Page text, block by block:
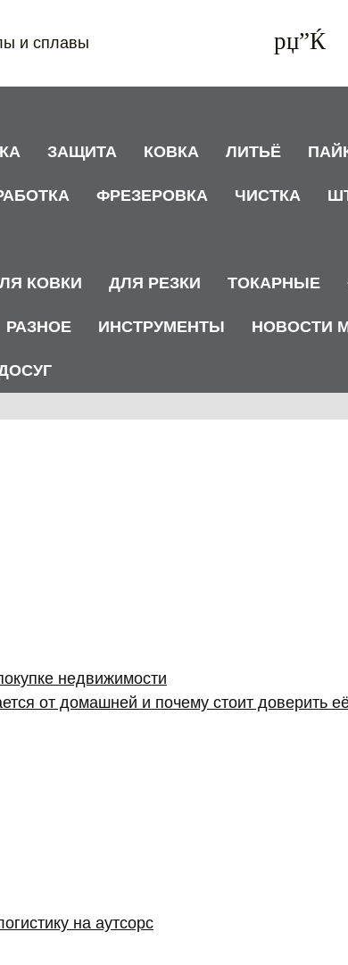
и сплавы
ЗАЩИТА КОВКА ЛИТЬЁ
ФРЕЗЕРОВКА ЧИСТКА
КОВКИ ДЛЯ РЕЗКИ ТОКАРНЫЕ
РАЗНОЕ ИНСТРУМЕНТЫ НОВОСТИ
недвижимости
от домашней и почему стоит доверить
на аутсорс